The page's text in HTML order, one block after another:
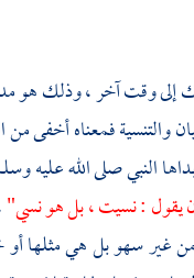
إلى وقت آخر ، وذلك هو
والتنسية فمعناه أخفى
النبي صلى الله عليه
يقول : نسيت ، بل هو نسي"
غير سهو بل هي مثلها